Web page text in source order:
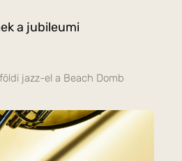
a jubileumi
jazz-el a Beach Domb